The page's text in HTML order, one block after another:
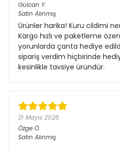
Gülcan Y.
Satın Alınmış
Ürünler harika! Kuru cildimi
Kargo hızlı ve paketleme
yorunlarda çanta hediye
sipariş verdim hiçbirinde
kesinlikle tavsiye üründür.
21 Mayıs 2026
Özge Ö.
Satın Alınmış